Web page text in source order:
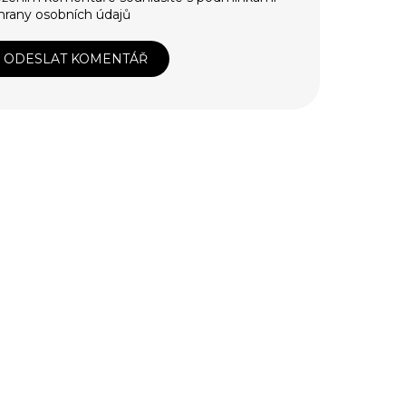
osobních údajů
ODESLAT KOMENTÁŘ